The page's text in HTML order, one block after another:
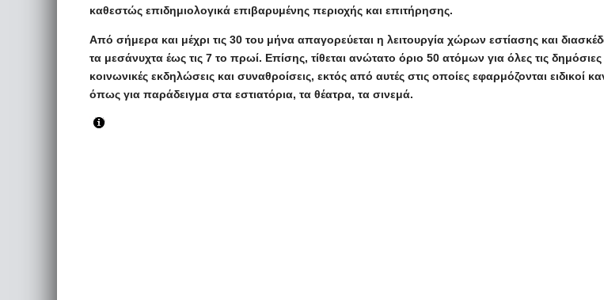
καθεστώς επιδημιολογικά επιβαρυμένης περιοχής και επιτήρησης.
​Από σήμερα και μέχρι τις 30 του μήνα απαγορεύεται η λειτουργία χώρων εστίασης και
τα μεσάνυχτα έως τις 7 το πρωί. Επίσης, τίθεται ανώτατο όριο 50 ατόμων για όλες τις δημόσιες
κοινωνικές εκδηλώσεις και συναθροίσεις, εκτός από αυτές στις οποίες εφαρμόζονται ειδικοί
όπως για παράδειγμα στα εστιατόρια, τα θέατρα, τα σινεμά.